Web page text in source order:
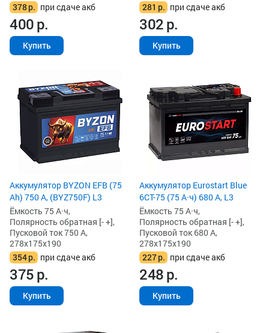
378р. при сдаче акб
400р.
Купить
281 р. при сдаче акб
302р.
Купить
Аккумулятор BYZON EFB (75
Ah) 750 А, (BYZ750F) L3
Ёмкость 75 А·ч,
Полярность обратная [- +],
Пусковой ток 750 А,
278x175x190
354р. при сдаче акб
375р.
Купить
Аккумулятор Eurostart Blue
6CT-75 (75 А·ч) 680 А, L3
Ёмкость 75 А·ч,
Полярность обратная [- +],
Пусковой ток 680 А,
278x175x190
227р. при сдаче акб
248р.
Купить